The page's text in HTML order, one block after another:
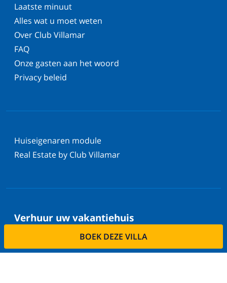
BOEK DEZE VILLA
Laatste minuut
Alles wat u moet weten
Over Club Villamar
FAQ
Onze gasten aan het woord
Privacy beleid
Huiseigenaren module
Real Estate by Club Villamar
Verhuur uw vakantiehuis
Wilt u uw villa via ons verhuren?